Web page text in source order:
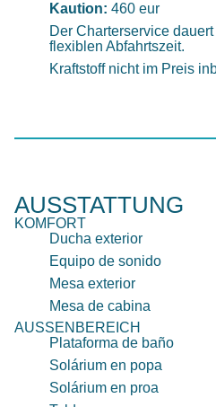
Kaution: 460 eur
Der Charterservice
flexiblen Abfahrtszeit.
Kraftstoff nicht im Preis
AUSSTATTUNG
KOMFORT
Ducha exterior
Equipo de sonido
Mesa exterior
Mesa de cabina
AUSSENBEREICH
Plataforma de baño
Solárium en popa
Solárium en proa